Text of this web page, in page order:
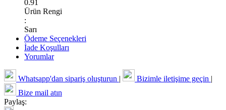
0.91
Ürün Rengi
:
Sarı
Ödeme Seçenekleri
İade Koşulları
Yorumlar
Whatsapp'dan sipariş oluşturun | Bizimle iletişime geçin |
Bize mail atın
Paylaş: